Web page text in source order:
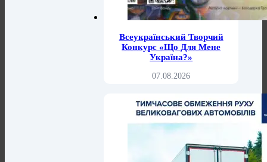
Всеукраїнський Творчий
Конкурс «Що Для Мене
Україна?»
07.08.2026